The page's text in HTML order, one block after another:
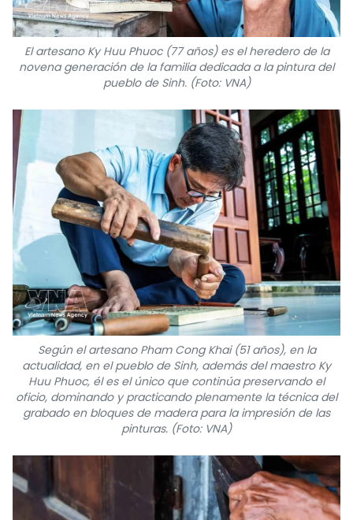
El artesano Ky Huu Phuoc (77 años) es el heredero de la
novena generación de la familia dedicada a la pintura del
pueblo de Sinh. (Foto: VNA)
Según el artesano Pham Cong Khai (51 años), en la
actualidad, en el pueblo de Sinh, además del maestro Ky
Huu Phuoc, él es el único que continúa preservando el
oficio, dominando y practicando plenamente la técnica del
grabado en bloques de madera para la impresión de las
pinturas. (Foto: VNA)